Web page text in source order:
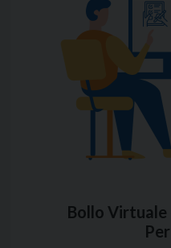
Bollo Virtuale